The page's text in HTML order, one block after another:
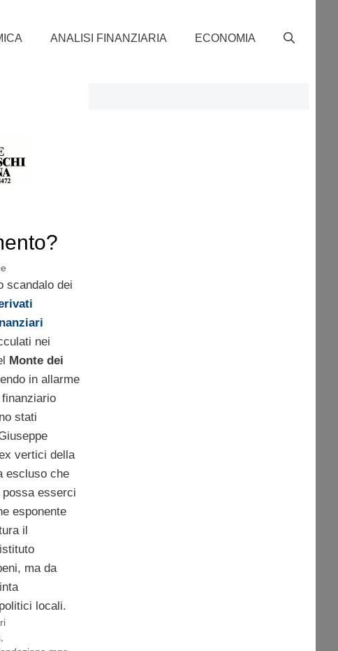
ANALISI FINANZIARIA ECONOMIA
scandalo dei
nei
Monte dei
in allarme
stati
vertici della
escluso che
esserci
esponente
il
ma da
locali.